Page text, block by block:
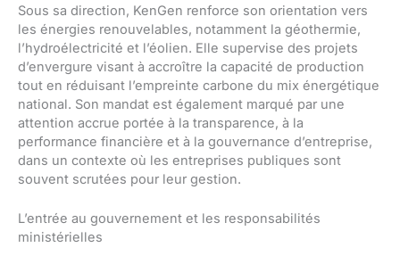
Sous sa direction, KenGen renforce son orientation vers
les énergies renouvelables, notamment la géothermie,
l’hydroélectricité et l’éolien. Elle supervise des projets
d’envergure visant à accroître la capacité de production
tout en réduisant l’empreinte carbone du mix énergétique
national. Son mandat est également marqué par une
attention accrue portée à la transparence, à la
performance financière et à la gouvernance d’entreprise,
dans un contexte où les entreprises publiques sont
souvent scrutées pour leur gestion.
L’entrée au gouvernement et les responsabilités
ministérielles